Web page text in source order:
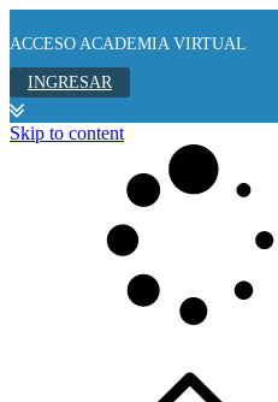
ACCESO ACADEMIA VIRTUAL
INGRESAR
Skip to content